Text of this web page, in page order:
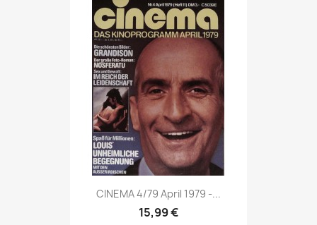
Vorschau
CINEMA 4/79 April 1979 -...
15,99 €